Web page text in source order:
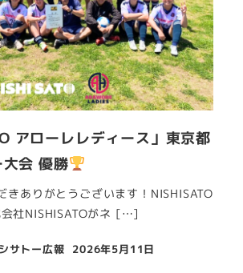
アローレレディース」東京都
会 優勝
きありがとうございます！NISHISATO
社NISHISATOがネ […]
サトー広報 2026年5月11日